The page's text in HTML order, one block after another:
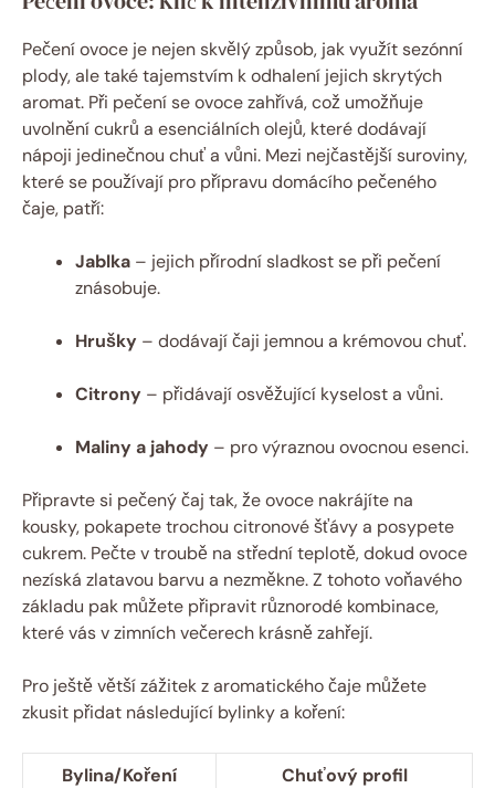
Pečení ovoce je nejen skvělý způsob, jak využít sezónní
plody, ale také tajemstvím k odhalení jejich skrytých
aromat. Při pečení se ovoce zahřívá, což umožňuje
uvolnění cukrů a esenciálních olejů, které dodávají
nápoji jedinečnou chuť a vůni. Mezi nejčastější suroviny,
které se používají pro přípravu domácího pečeného
čaje, patří:
Jablka – jejich přírodní sladkost se při pečení
znásobuje.
Hrušky – dodávají čaji jemnou a krémovou chuť.
Citrony – přidávají osvěžující kyselost a vůni.
Maliny a jahody – pro výraznou ovocnou esenci.
Připravte si pečený čaj tak, že ovoce nakrájíte na
kousky, pokapete trochou citronové šťávy a posypete
cukrem. Pečte v troubě na střední teplotě, dokud ovoce
nezíská zlatavou barvu a nezměkne. Z tohoto voňavého
základu pak můžete připravit různorodé kombinace,
které vás v zimních večerech krásně zahřejí.
Pro ještě větší zážitek z aromatického čaje můžete
zkusit přidat následující bylinky a koření:
Bylina/Koření
Chuťový profil